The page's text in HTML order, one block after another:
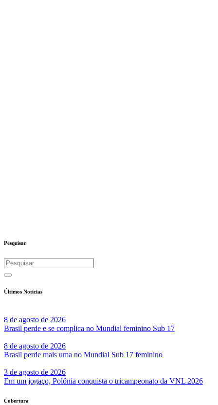
Pesquisar
Últimos Notícias
8 de agosto de 2026
Brasil perde e se complica no Mundial feminino Sub 17
8 de agosto de 2026
Brasil perde mais uma no Mundial Sub 17 feminino
3 de agosto de 2026
Em um jogaço, Polônia conquista o tricampeonato da VNL 2026
Cobertura